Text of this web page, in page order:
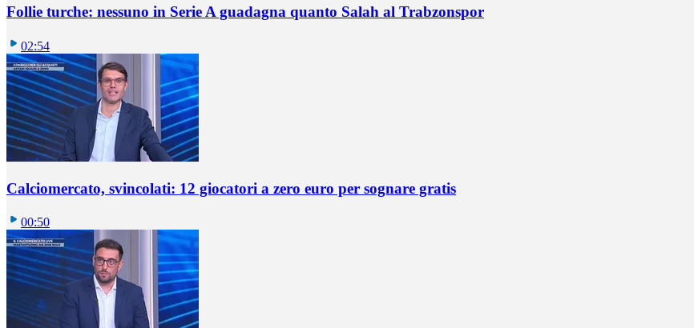
Follie turche: nessuno in Serie A guadagna quanto Salah al Trabzonspor
02:54
Calciomercato, svincolati: 12 giocatori a zero euro per sognare gratis
00:50